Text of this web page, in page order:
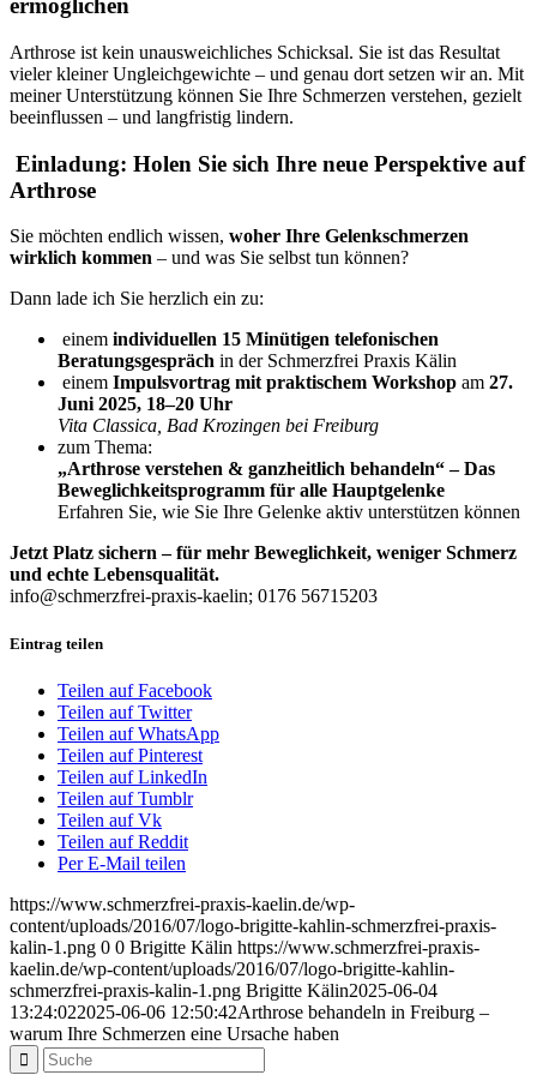
ermöglichen
Arthrose ist kein unausweichliches Schicksal. Sie ist das Resultat
vieler kleiner Ungleichgewichte – und genau dort setzen wir an. Mit
meiner Unterstützung können Sie Ihre Schmerzen verstehen, gezielt
beeinflussen – und langfristig lindern.
Einladung: Holen Sie sich Ihre neue Perspektive auf
Arthrose
Sie möchten endlich wissen, woher Ihre Gelenkschmerzen
wirklich kommen – und was Sie selbst tun können?
Dann lade ich Sie herzlich ein zu:
einem individuellen 15 Minütigen telefonischen
Beratungsgespräch in der Schmerzfrei Praxis Kälin
einem Impulsvortrag mit praktischem Workshop am 27.
Juni 2025, 18–20 Uhr
Vita Classica, Bad Krozingen bei Freiburg
zum Thema:
„Arthrose verstehen & ganzheitlich behandeln“ – Das
Beweglichkeitsprogramm für alle Hauptgelenke
Erfahren Sie, wie Sie Ihre Gelenke aktiv unterstützen können
Jetzt Platz sichern – für mehr Beweglichkeit, weniger Schmerz
und echte Lebensqualität.
info@schmerzfrei-praxis-kaelin; 0176 56715203
Eintrag teilen
Teilen auf Facebook
Teilen auf Twitter
Teilen auf WhatsApp
Teilen auf Pinterest
Teilen auf LinkedIn
Teilen auf Tumblr
Teilen auf Vk
Teilen auf Reddit
Per E-Mail teilen
https://www.schmerzfrei-praxis-kaelin.de/wp-
content/uploads/2016/07/logo-brigitte-kahlin-schmerzfrei-praxis-
kalin-1.png 0 0 Brigitte Kälin https://www.schmerzfrei-praxis-
kaelin.de/wp-content/uploads/2016/07/logo-brigitte-kahlin-
schmerzfrei-praxis-kalin-1.png Brigitte Kälin2025-06-04
13:24:022025-06-06 12:50:42Arthrose behandeln in Freiburg –
warum Ihre Schmerzen eine Ursache haben